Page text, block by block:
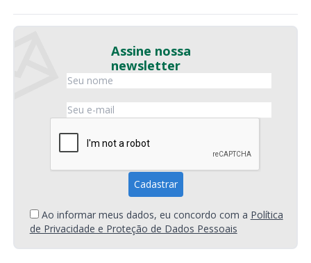
Assine nossa
newsletter
Ao informar meus dados, eu concordo com a Política
de Privacidade e Proteção de Dados Pessoais